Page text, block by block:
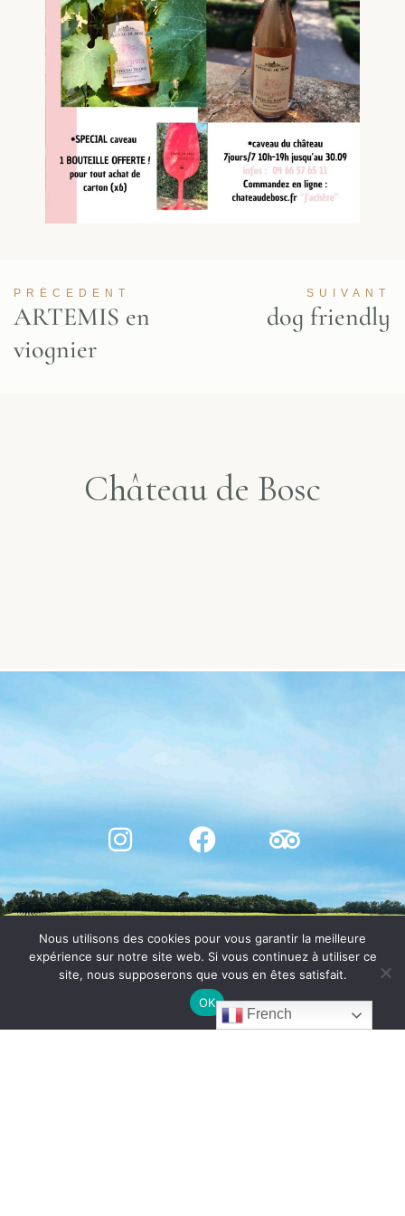
PRÉCEDENT
ARTEMIS en
viognier
SUIVANT
dog friendly
Château de Bosc
French
Nous utilisons des cookies pour vous garantir la meilleure
expérience sur notre site web. Si vous continuez à utiliser ce
site, nous supposerons que vous en êtes satisfait.
OK